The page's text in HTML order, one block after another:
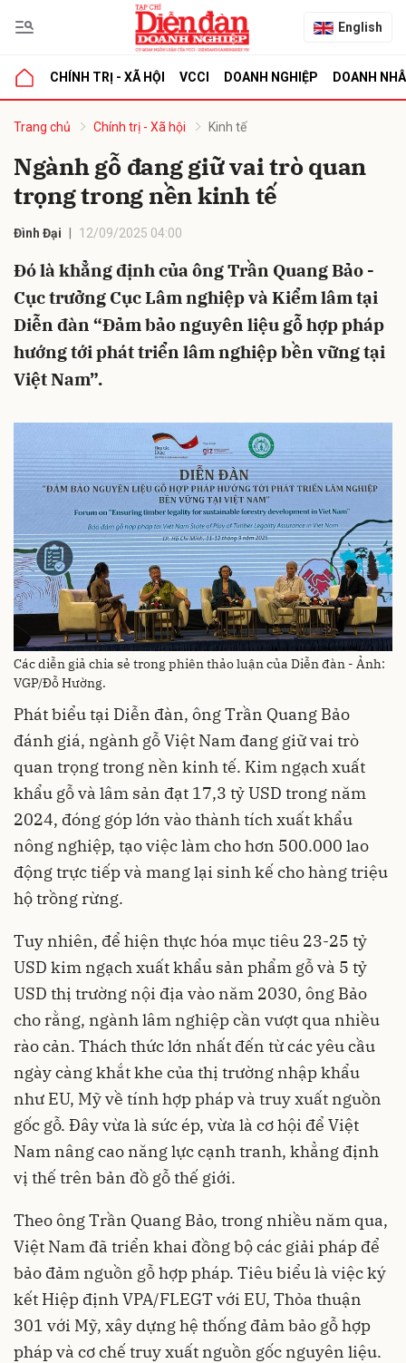
English
CHÍNH TRỊ - XÃ HỘI VCCI DOANH NGHIỆP DOANH
Trang chủ Chính trị - Xã hội Kinh tế
Ngành gỗ đang giữ vai trò quan
trọng trong nền kinh tế
Đình Đại 12/09/2025 04:00
Đó là khẳng định của ông Trần Quang Bảo -
Cục trưởng Cục Lâm nghiệp và Kiểm lâm tại
Diễn đàn “Đảm bảo nguyên liệu gỗ hợp pháp
hướng tới phát triển lâm nghiệp bền vững tại
Việt Nam”.
Các diễn giả chia sẻ trong phiên thảo luận của Diễn đàn - Ảnh:
VGP/Đỗ Hường.
Phát biểu tại Diễn đàn, ông Trần Quang Bảo
đánh giá, ngành gỗ Việt Nam đang giữ vai trò
quan trọng trong nền kinh tế. Kim ngạch xuất
khẩu gỗ và lâm sản đạt 17,3 tỷ USD trong năm
2024, đóng góp lớn vào thành tích xuất khẩu
nông nghiệp, tạo việc làm cho hơn 500.000 lao
động trực tiếp và mang lại sinh kế cho hàng triệu
hộ trồng rừng.
Tuy nhiên, để hiện thực hóa mục tiêu 23-25 tỷ
USD kim ngạch xuất khẩu sản phẩm gỗ và 5 tỷ
USD thị trường nội địa vào năm 2030, ông Bảo
cho rằng, ngành lâm nghiệp cần vượt qua nhiều
rào cản. Thách thức lớn nhất đến từ các yêu cầu
ngày càng khắt khe của thị trường nhập khẩu
như EU, Mỹ về tính hợp pháp và truy xuất nguồn
gốc gỗ. Đây vừa là sức ép, vừa là cơ hội để Việt
Nam nâng cao năng lực cạnh tranh, khẳng định
vị thế trên bản đồ gỗ thế giới.
Theo ông Trần Quang Bảo, trong nhiều năm qua,
Việt Nam đã triển khai đồng bộ các giải pháp để
bảo đảm nguồn gỗ hợp pháp. Tiêu biểu là việc ký
kết Hiệp định VPA/FLEGT với EU, Thỏa thuận
301 với Mỹ, xây dựng hệ thống đảm bảo gỗ hợp
pháp và cơ chế truy xuất nguồn gốc nguyên liệu.
luận
Hủy